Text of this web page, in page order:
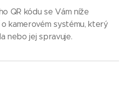
QR kódu se Vám níže
kamerovém systému, který
nebo jej spravuje.